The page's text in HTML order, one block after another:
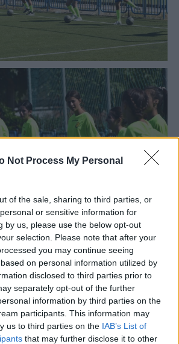
Not Process My Personal
of the sale, sharing to third parties, or
or sensitive information for
by us, please use the below opt-out
selection. Please note that after your
you may continue seeing
on personal information utilized by
disclosed to third parties prior to
separately opt-out of the further
information by third parties on the
participants. This information may
us to third parties on the IAB’s List of
that may further disclose it to other